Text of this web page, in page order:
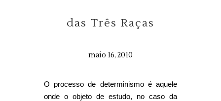
das Três Raças
maio 16, 2010
O processo de determinismo é aquele
onde o objeto de estudo, no caso da